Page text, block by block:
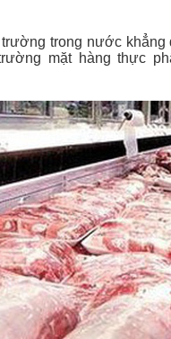
trong nước
mặt hàng thực